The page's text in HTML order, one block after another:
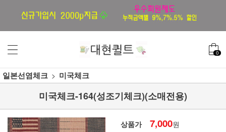
0
일본선염체크 미국체크
미국체크-164(성조기체크)(소매전용)
상품가 7,000원